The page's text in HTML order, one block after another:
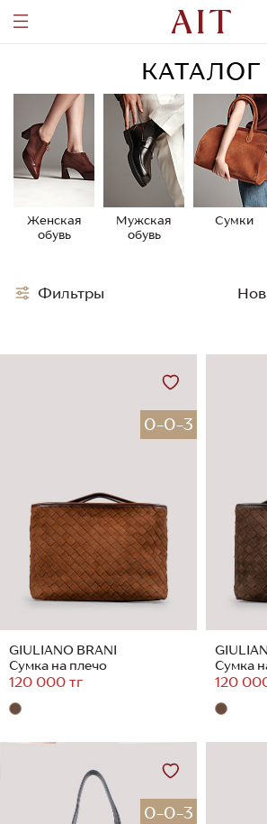
КАТАЛОГ
Женская
обувь
Мужская
обувь
Сумки
0-0-3
GIULIANO BRANI
Сумка на плечо
120 000 тг
Сумка
120
0-0-3
Фильтры